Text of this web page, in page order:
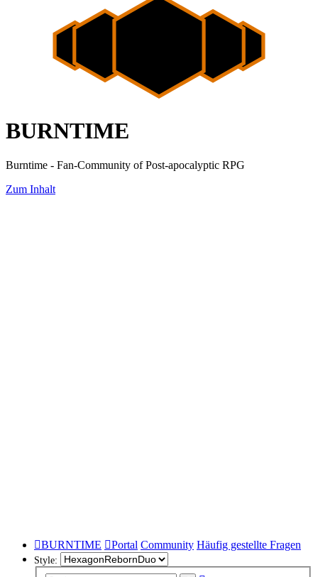
BURNTIME
Burntime - Fan-Community of Post-apocalyptic RPG
Zum Inhalt
BURNTIME Portal Community Häufig gestellte Fragen
Style: